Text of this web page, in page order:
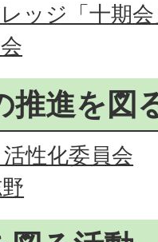
ッジ「十期
推進を図
性化委員会